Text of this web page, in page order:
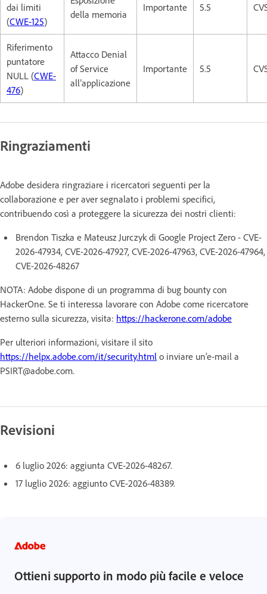
dai limiti
(CWE-125)
della memoria
Importante 5.5
Riferimento
puntatore
NULL (CWE-
476)
Attacco Denial
of Service
all’applicazione
Importante 5.5
Ringraziamenti
Adobe desidera ringraziare i ricercatori seguenti per la
collaborazione e per aver segnalato i problemi specifici,
contribuendo così a proteggere la sicurezza dei nostri clienti:
Brendon Tiszka e Mateusz Jurczyk di Google Project Zero - CVE-
2026-47934, CVE-2026-47927, CVE-2026-47963, CVE-2026-47964,
CVE-2026-48267
NOTA: Adobe dispone di un programma di bug bounty con
HackerOne. Se ti interessa lavorare con Adobe come ricercatore
esterno sulla sicurezza, visita: https://hackerone.com/adobe
Per ulteriori informazioni, visitare il sito
https://helpx.adobe.com/it/security.html o inviare un'e-mail a
PSIRT@adobe.com.
Revisioni
6 luglio 2026: aggiunta CVE-2026-48267.
17 luglio 2026: aggiunto CVE-2026-48389.
Ottieni supporto in modo più facile e veloce